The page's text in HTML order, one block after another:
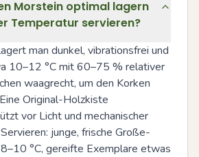
Morstein optimal lagern
Temperatur servieren?
man dunkel, vibrationsfrei und
10–12 °C mit 60–75 % relativer
waagrecht, um den Korken
Original-Holzkiste
vor Licht und mechanischer
junge, frische Große-
°C, gereifte Exemplare etwas